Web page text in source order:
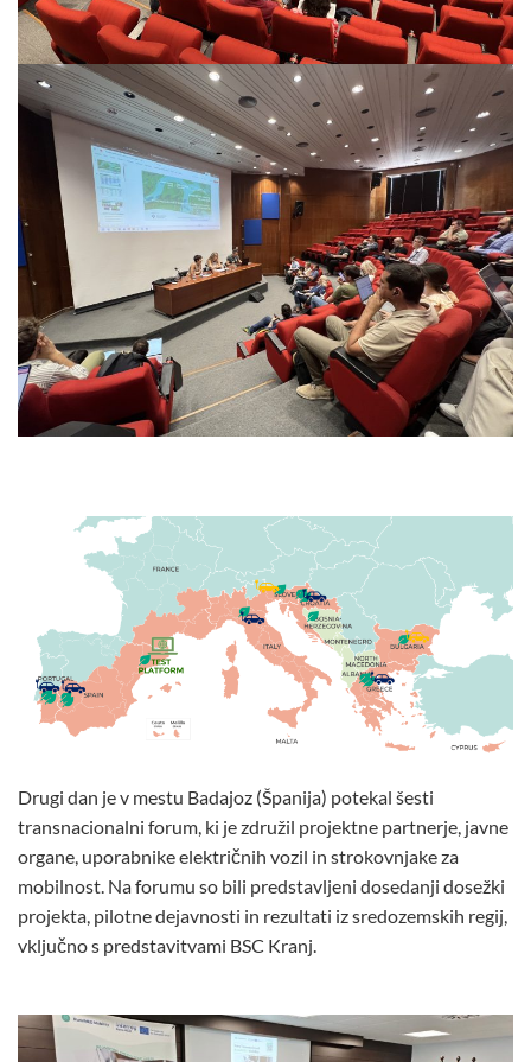
Drugi dan je v mestu Badajoz (Španija) potekal šesti
transnacionalni forum, ki je združil projektne partnerje, javne
organe, uporabnike električnih vozil in strokovnjake za
mobilnost. Na forumu so bili predstavljeni dosedanji dosežki
projekta, pilotne dejavnosti in rezultati iz sredozemskih regij,
vključno s predstavitvami BSC Kranj.